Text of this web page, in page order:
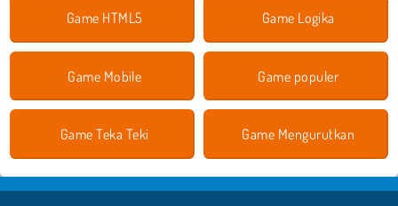
Game HTML5 Game Logika
Game Mobile Game populer
Game Teka Teki Game Mengurutkan